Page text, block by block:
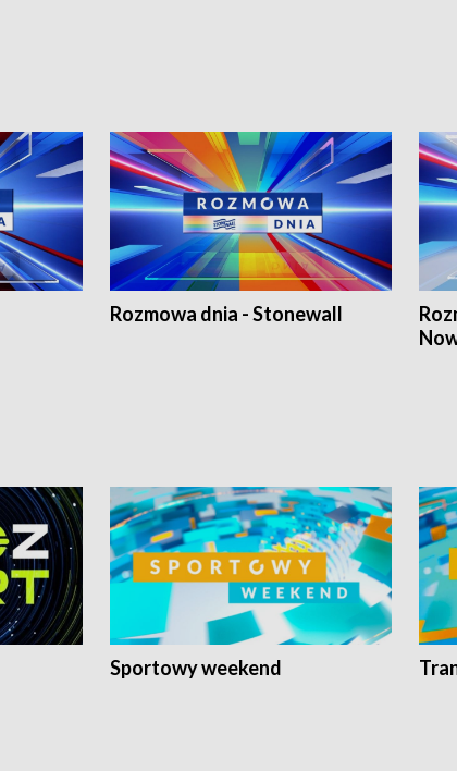
Rozmowa dnia - Stonewall
Sportowy weekend